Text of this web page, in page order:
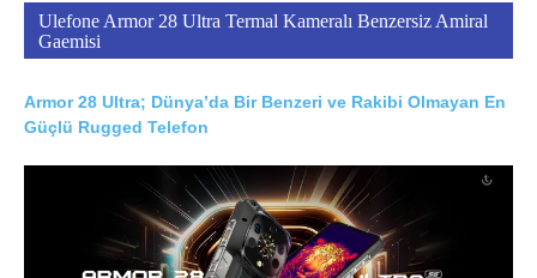
Ulefone Armor 28 Ultra Termal Kameralı Benzersiz Amiral
Gaemisi
Armor 28 Ultra; Dünya’da Bir Benzeri ve Rakibi Olmayan En
Güçlü Rugged Telefon